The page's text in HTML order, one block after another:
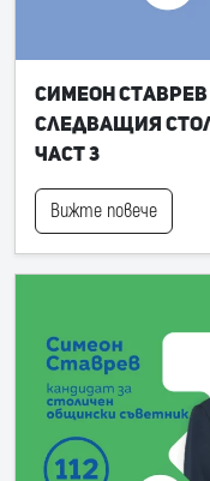
Симеон
следващия
част 3
Вижте повече